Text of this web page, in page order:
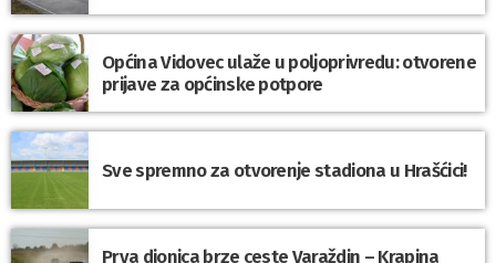
Općina Vidovec ulaže u poljoprivredu: otvorene
prijave za općinske potpore
Sve spremno za otvorenje stadiona u Hrašćici!
Prva dionica brze ceste Varaždin – Krapina